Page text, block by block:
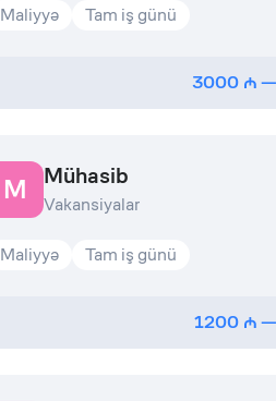
Maliyyə Tam iş günü
3000 —
M Mühasib
Vakansiyalar
Maliyyə Tam iş günü
1200 —